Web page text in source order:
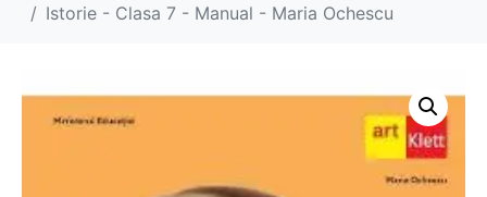
Istorie - Clasa 7 - Manual - Maria Ochescu